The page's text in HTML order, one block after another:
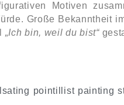
Motiven
Große Bekanntheit
„Ich bin, weil du bist“
pointillist painting